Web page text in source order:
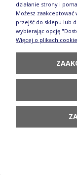
działanie strony i
Możesz
przejść do sklepu lub
wybierając opcję
Więcej o plikach